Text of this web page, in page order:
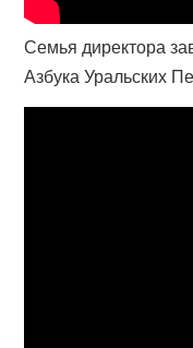
Семья директора
Азбука Уральских